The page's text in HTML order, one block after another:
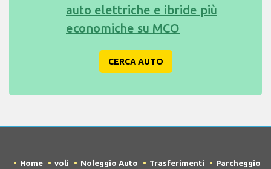
auto elettriche e ibride più
economiche su MCO
CERCA AUTO
Home voli Noleggio Auto Trasferimenti Parcheggio